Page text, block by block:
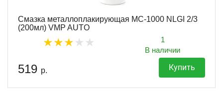
Смазка металлоплакирующая МС-1000 NLGI 2/3
(200мл) VMP AUTO
1
В наличии
519 р. Купить